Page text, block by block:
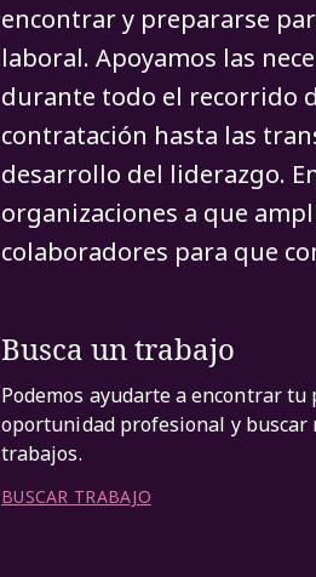
encontrar y prepararse
laboral. Apoyamos las
durante todo el recorrido
contratación hasta las
desarrollo del liderazgo.
organizaciones a que
colaboradores para que
Busca un trabajo
Podemos ayudarte a encontrar tu
oportunidad profesional y buscar
trabajos.
BUSCAR TRABAJO